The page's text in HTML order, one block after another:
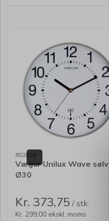
802829
Vægur Unilux Wave sølv
Ø30
Kr. 373,75 / stk.
Kr. 299,00 ekskl. moms